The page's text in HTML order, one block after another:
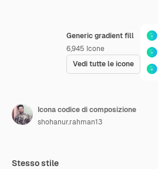
Generic gradient fill
6,945 Icone
Vedi tutte le icone
Icona codice di composizione
shohanur.rahman13
Stesso stile